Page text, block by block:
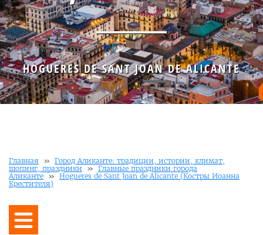
HOGUERES DE SANT JOAN DE ALICANTE
Главная » Город Аликанте: традиции, истории, климат,
шопинг, праздники » Главные праздники города
Аликанте » Hogueres de Sant Joan de Alicante (Костры Иоанна
Крестителя)